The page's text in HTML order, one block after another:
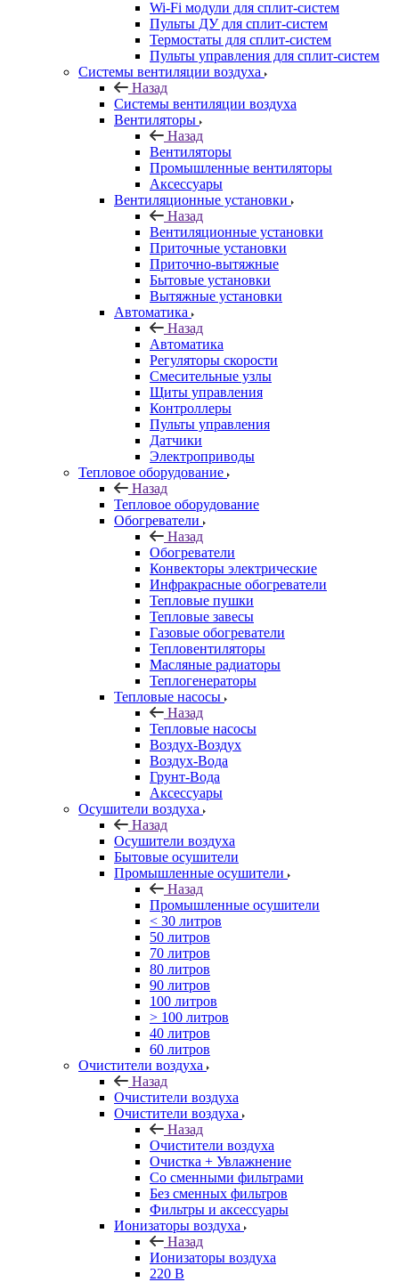
Wi-Fi модули для сплит-систем
Пульты ДУ для сплит-систем
Термостаты для сплит-систем
Пульты управления для сплит-систем
Системы вентиляции воздуха
Назад
Системы вентиляции воздуха
Вентиляторы
Назад
Вентиляторы
Промышленные вентиляторы
Аксессуары
Вентиляционные установки
Назад
Вентиляционные установки
Приточные установки
Приточно-вытяжные
Бытовые установки
Вытяжные установки
Автоматика
Назад
Автоматика
Регуляторы скорости
Смесительные узлы
Щиты управления
Контроллеры
Пульты управления
Датчики
Электроприводы
Тепловое оборудование
Назад
Тепловое оборудование
Обогреватели
Назад
Обогреватели
Конвекторы электрические
Инфракрасные обогреватели
Тепловые пушки
Тепловые завесы
Газовые обогреватели
Тепловентиляторы
Масляные радиаторы
Теплогенераторы
Тепловые насосы
Назад
Тепловые насосы
Воздух-Воздух
Воздух-Вода
Грунт-Вода
Аксессуары
Осушители воздуха
Назад
Осушители воздуха
Бытовые осушители
Промышленные осушители
Назад
Промышленные осушители
< 30 литров
50 литров
70 литров
80 литров
90 литров
100 литров
> 100 литров
40 литров
60 литров
Очистители воздуха
Назад
Очистители воздуха
Очистители воздуха
Назад
Очистители воздуха
Очистка + Увлажнение
Cо сменными фильтрами
Без сменных фильтров
Фильтры и аксессуары
Ионизаторы воздуха
Назад
Ионизаторы воздуха
220 В